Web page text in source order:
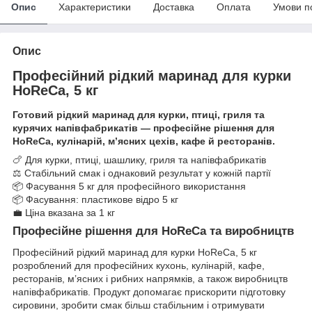
Опис Характеристики Доставка Оплата Умови
Опис
Професійний рідкий маринад для курки
HoReCa, 5 кг
Готовий рідкий маринад для курки, птиці, гриля та
курячих напівфабрикатів — професійне рішення для
HoReCa, кулінарій, м’ясних цехів, кафе й ресторанів.
🍗 Для курки, птиці, шашлику, гриля та напівфабрикатів
⚖️ Стабільний смак і однаковий результат у кожній партії
📦 Фасування 5 кг для професійного використання
📦 Фасування: пластикове відро 5 кг
💼 Ціна вказана за 1 кг
Професійне рішення для HoReCa та виробництв
Професійний рідкий маринад для курки HoReCa, 5 кг
розроблений для професійних кухонь, кулінарій, кафе,
ресторанів, м’ясних і рибних напрямків, а також виробництв
напівфабрикатів. Продукт допомагає прискорити підготовку
сировини, зробити смак більш стабільним і отримувати